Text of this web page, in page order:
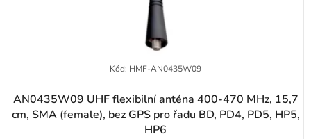
AN0435W09 UHF flexibilní anténa 400-470 MHz, 15,7
cm, SMA (female), bez GPS pro řadu BD, PD4, PD5, HP5,
HP6
Kód: HMF-AN0435W09